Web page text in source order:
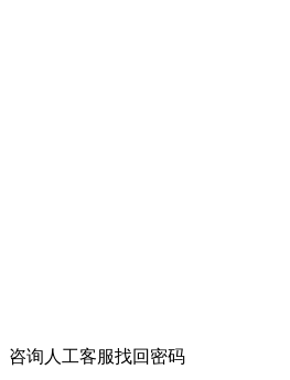
咨询人工客服找回密码